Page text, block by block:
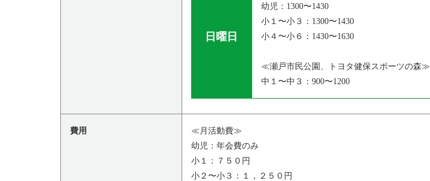
日曜日
幼児：1300〜1430
小１〜小３：1300〜1430
小４〜小６：1430〜1630
≪瀬戸市民公園、トヨタ健保スポーツの森≫
中１〜中３：900〜1200
費用
≪月活動費≫
幼児：年会費のみ
小１：７５０円
小２〜小３：１，２５０円